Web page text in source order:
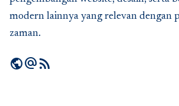
modern lainnya yang relevan dengan
zaman.
publicalternate_emailrss_feed